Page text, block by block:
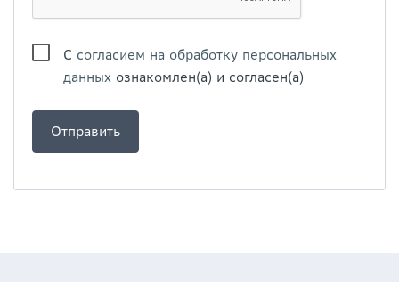
С согласием на обработку персональных
данных ознакомлен(а) и согласен(а)